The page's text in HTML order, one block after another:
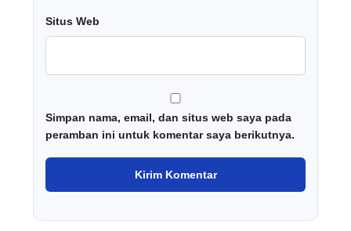
Situs Web
Simpan nama, email, dan situs web saya pada
peramban ini untuk komentar saya berikutnya.